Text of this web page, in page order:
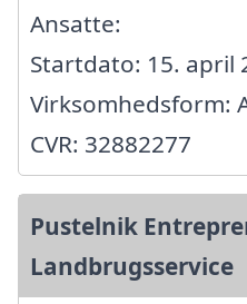
Ansatte:
Startdato: 15. april
Virksomhedsform:
CVR: 32882277
Pustelnik
Landbrugsservice